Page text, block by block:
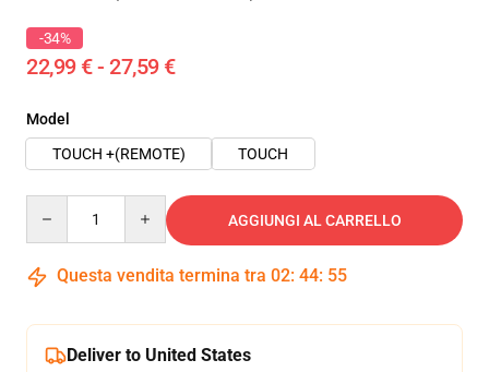
-34%
22,99 € - 27,59 €
Model
TOUCH +(REMOTE)
TOUCH
AGGIUNGI AL CARRELLO
Questa vendita termina tra 02: 44: 54
Deliver to United States